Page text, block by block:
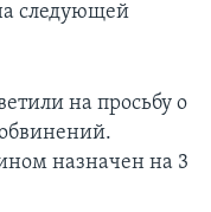
следующей
на просьбу о
назначен на 3